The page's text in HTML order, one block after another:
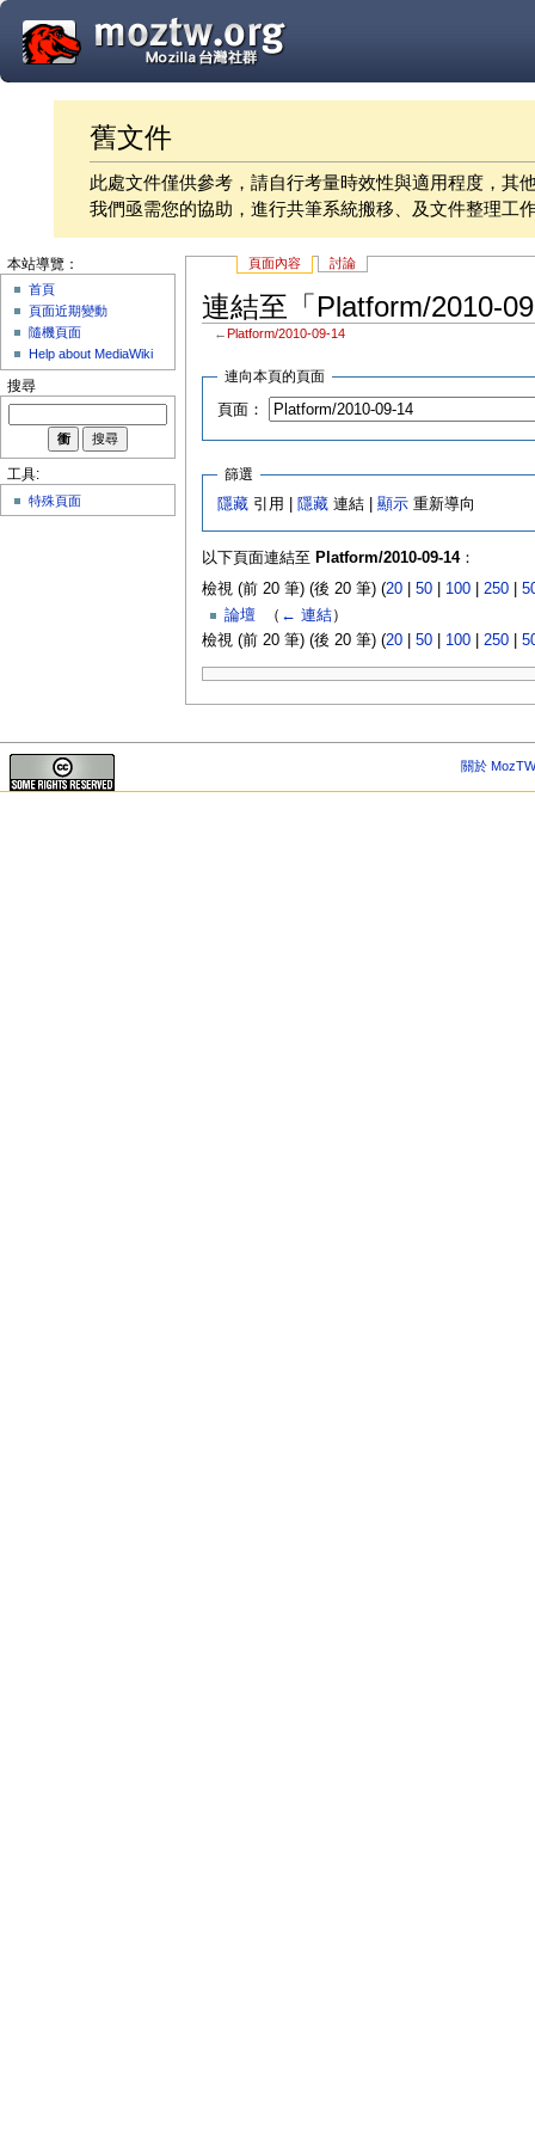
舊文件
此處文件僅供參考，請自行考量時效性與適用程度，其
我們亟需您的協助，進行共筆系統搬移、及文件整理工
頁面內容 討論
連結至「Platform/2010-
← Platform/2010-09-14
連向本頁的頁面
頁面：
篩選
隱藏 引用 | 隱藏 連結 |顯示 重新導向
以下頁面連結至 Platform/2010-09-14：
檢視 (前 20 筆) (後 20 筆) (20| 50| 100| 250|
論壇
（ ← 連結）
檢視 (前 20 筆) (後 20 筆) (20| 50| 100| 250|
本站導覽：
首頁
頁面近期變動
隨機頁面
Help about MediaWiki
搜尋
工具:
特殊頁面
關於